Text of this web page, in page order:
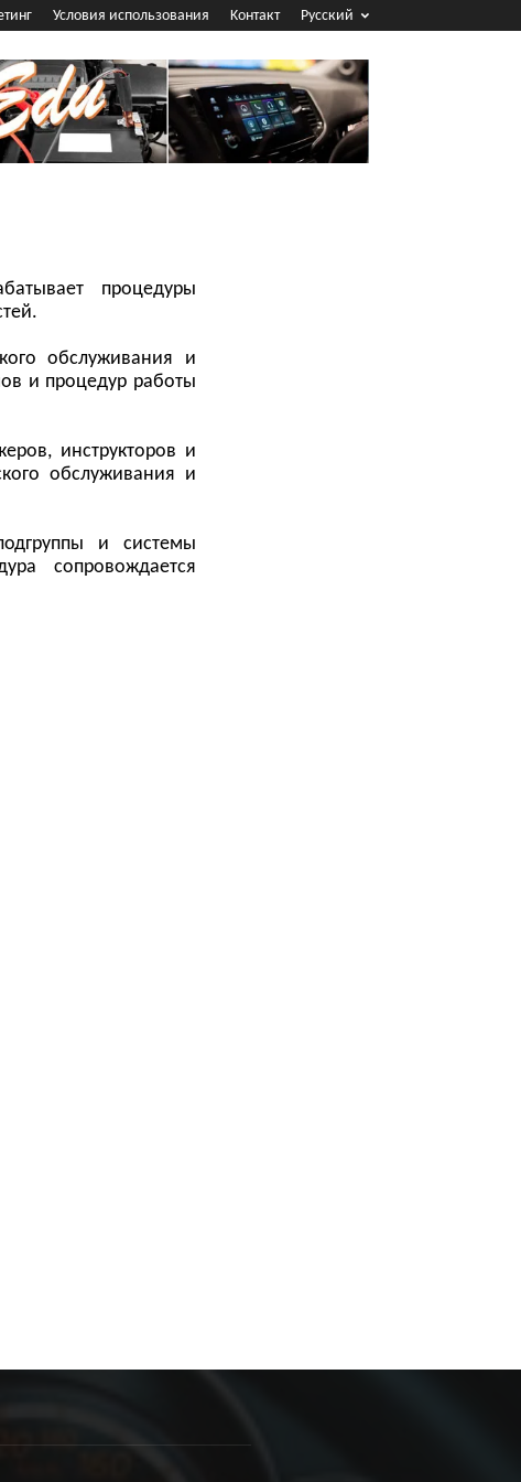
Условия использования Koнтакт Русский
процедуры
обслуживания и
и процедур работы
инструкторов и
обслуживания и
и системы
сопровождается